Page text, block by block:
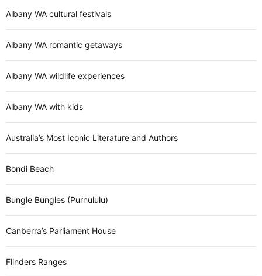
Albany WA cultural festivals
Albany WA romantic getaways
Albany WA wildlife experiences
Albany WA with kids
Australia’s Most Iconic Literature and Authors
Bondi Beach
Bungle Bungles (Purnululu)
Canberra’s Parliament House
Flinders Ranges